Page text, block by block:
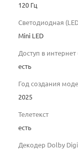
120 Гц
Светодиодная
Mini LED
Доступ в интернет
есть
Год создания
2025
Телетекст
есть
Декодер Dolby